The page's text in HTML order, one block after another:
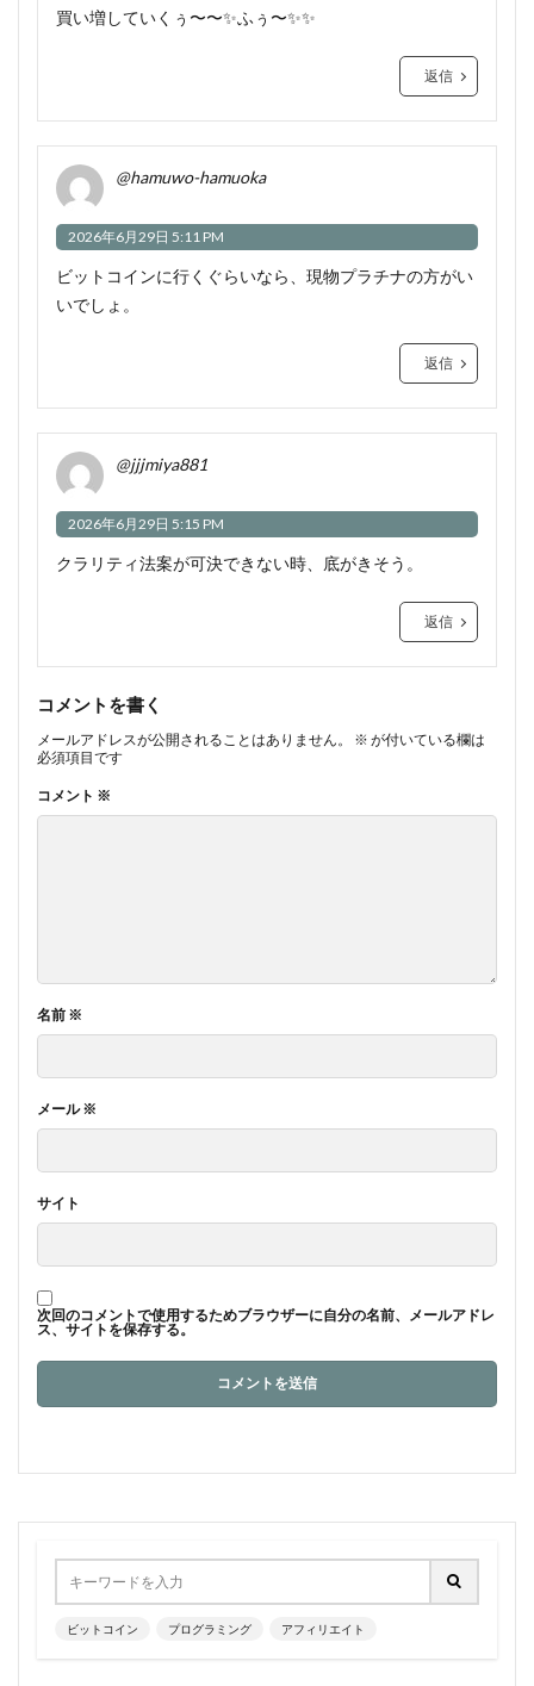
買い増していくぅ〜〜✨ふぅ〜✨✨
返信
@hamuwo-hamuoka
2026年6月29日 5:11 PM
ビットコインに行くぐらいなら、現物プラチナの方がい
いでしょ。
返信
@jjjmiya881
2026年6月29日 5:15 PM
クラリティ法案が可決できない時、底がきそう。
返信
コメントを書く
メールアドレスが公開されることはありません。 ※ が付いている欄は
必須項目です
コメント ※
名前 ※
メール※
サイト
次回のコメントで使用するためブラウザーに自分の名前、メールアドレ
ス、サイトを保存する。
ビットコイン プログラミング アフィリエイト